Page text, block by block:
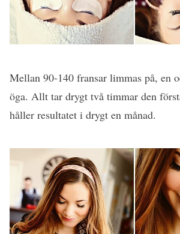
Mellan 90-140 fransar limmas på, en
öga. Allt tar drygt två timmar den
håller resultatet i drygt en månad.